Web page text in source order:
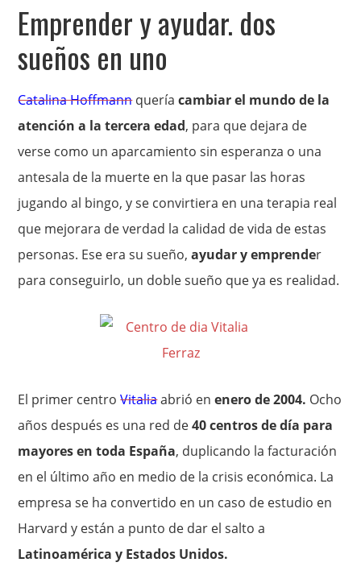
Emprender y ayudar. dos
sueños en uno
Catalina Hoffmannqueríacambiar el mundo de la
atención a la tercera edad, para que dejara de
verse como un aparcamiento sin esperanza o una
antesala de la muerte en la que pasar las horas
jugando al bingo, y se convirtiera en una terapia real
que mejorara de verdad la calidad de vida de estas
personas. Ese era su sueño,ayudar y emprender
para conseguirlo, un doble sueño que ya es realidad.
El primer centroVitaliaabrió enenero de 2004. Ocho
años después es una red de40 centros de día para
mayores en toda España, duplicando la facturación
en el último año en medio de la crisis económica. La
empresa se ha convertido en un caso de estudio en
Harvard y están a punto de dar el salto a
Latinoamérica y Estados Unidos.